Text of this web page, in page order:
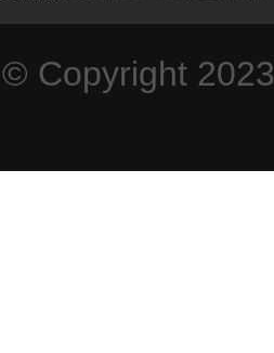
© Copyright 2023